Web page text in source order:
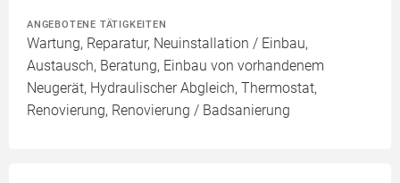
ANGEBOTENE TÄTIGKEITEN
Wartung, Reparatur, Neuinstallation / Einbau,
Austausch, Beratung, Einbau von vorhandenem
Neugerät, Hydraulischer Abgleich, Thermostat,
Renovierung, Renovierung / Badsanierung